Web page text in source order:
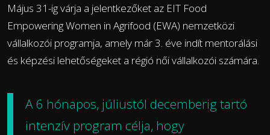
Május 31-ig várja a jelentkezőket az EIT Food
Empowering Women in Agrifood (EWA) nemzetközi
vállalkozói programja, amely már 3. éve indít mentorálási
és képzési lehetőségeket a régió női vállalkozói számára.
A 6 hónapos, júliustól decemberig tartó
intenzív program célja, hogy